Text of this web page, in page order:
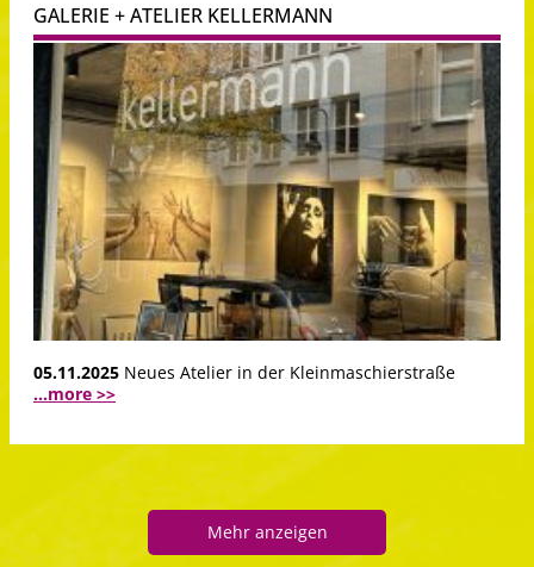
GALERIE + ATELIER KELLERMANN
05.11.2025 Neues Atelier in der Kleinmaschierstraße
...more >>
Mehr anzeigen